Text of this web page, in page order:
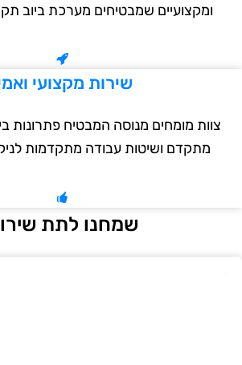
ומקצועיים שמבטיחים מערכת ביוב
שירות מקצועי ואמין
צוות מומחים מנוסה המבטיח פתרונות
מתקדם ושיטות עבודה מתקדמות לניקוי
שמחנו לתת שירות